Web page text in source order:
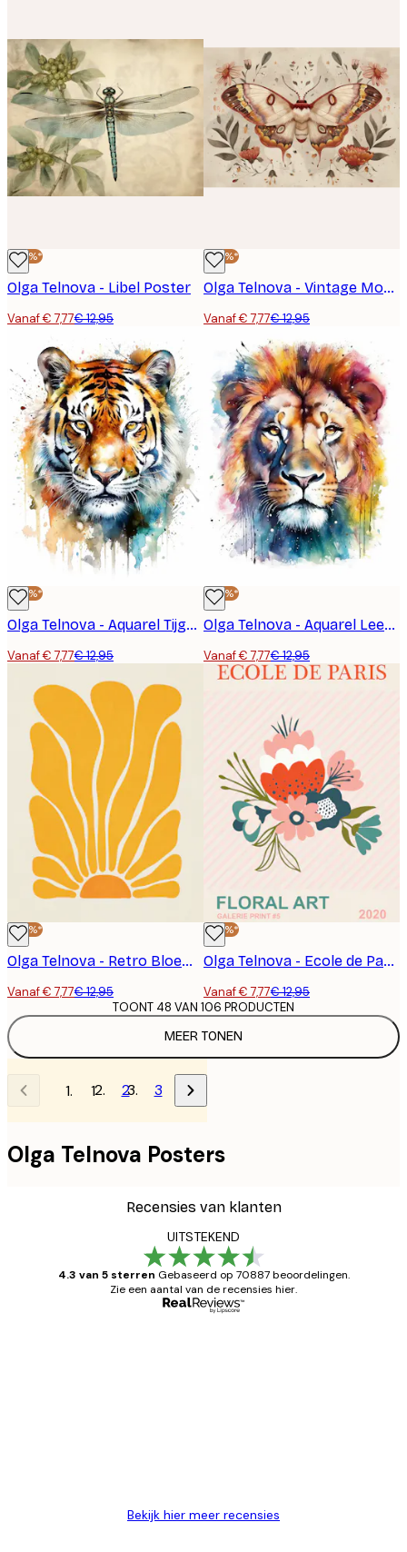
-40%*
Olga Telnova - Libel Poster
Vanaf € 7,77€ 12,95
-40%*
Olga Telnova - Vintage Mot Poster
Vanaf € 7,77€ 12,95
-40%*
Olga Telnova - Aquarel Tijger Poster
Vanaf € 7,77€ 12,95
-40%*
Olga Telnova - Aquarel Leeuw Poster
Vanaf € 7,77€ 12,95
-40%*
Olga Telnova - Retro Bloem Poster
Vanaf € 7,77€ 12,95
-40%*
Olga Telnova - Ecole de Paris Bloemen Poster
Vanaf € 7,77€ 12,95
MEER TONEN
TOONT 48 VAN 106 PRODUCTEN
1 2 3
Olga Telnova Posters
Recensies van klanten
UITSTEKEND
4.3 van 5 sterren Gebaseerd op 70887 beoordelingen.
Zie een aantal van de recensies hier.
Bekijk hier meer recensies